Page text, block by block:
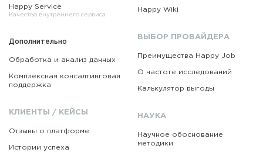
Happy Service
Качество внутреннего сервиса
Дополнительно
Обработка и анализ данных
Комплексная консалтинговая
поддержка
КЛИЕНТЫ / КЕЙСЫ
Отзывы о платформе
Истории успеха
Happy Wiki
ВЫБОР ПРОВАЙДЕРА
Преимущества Happy Job
О частоте исследований
Калькулятор выгоды
НАУКА
Научное обоснование
методики